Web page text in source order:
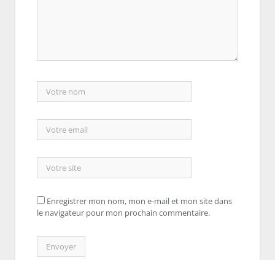
Enregistrer mon nom, mon e-mail et mon site dans
le navigateur pour mon prochain commentaire.